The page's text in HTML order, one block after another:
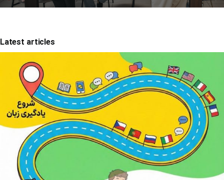
Latest articles